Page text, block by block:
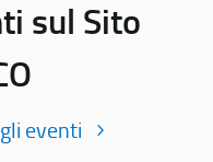
sul Sito
eventi